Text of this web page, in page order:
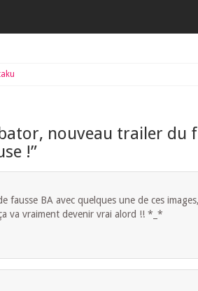
nouveau trailer du
!”
fausse BA avec quelques une de ces
va vraiment devenir vrai alord !! *_*